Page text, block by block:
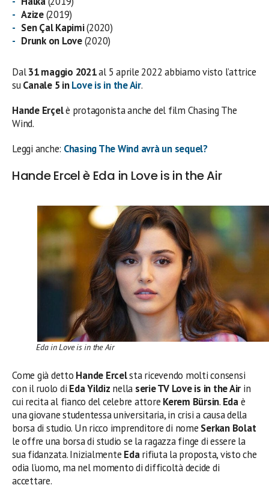
Azize(2019)
Sen Çal Kapimi(2020)
Drunk on Love(2020)
Dal31 maggio 2021al 5 aprile 2022 abbiamo visto l’attrice
suCanale 5 inLove is in the Air.
Hande Erçelè protagonista anche del film Chasing The
Wind.
Leggi anche: Chasing The Wind avrà un sequel?
Hande Ercel è Eda in Love is in the Air
Eda in Love is in the Air
Come già detto Hande Ercelsta ricevendo molti consensi
con il ruolo di Eda Yildiz nella serie TV Love is in the Air in
cui recita al fianco del celebre attore Kerem Bürsin. Edaè
una giovane studentessa universitaria, in crisi a causa della
borsa di studio. Un ricco imprenditore di nome Serkan Bolat
le offre una borsa di studio se la ragazza finge di essere la
sua fidanzata. Inizialmente Edarifiuta la proposta, visto che
odia l’uomo, ma nel momento di difficoltà decide di
accettare.